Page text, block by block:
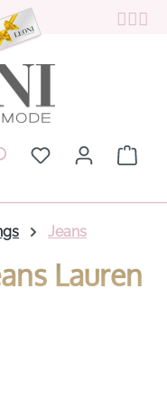
Du hast 0
Jeans
Lauren